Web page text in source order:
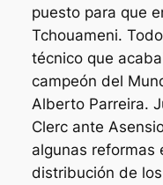
puesto para que
Tchouameni.
técnico que
campeón del
Alberto Parreira.
Clerc ante
algunas reformas
distribución de